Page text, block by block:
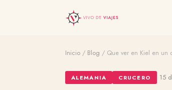
Inicio / Blog / Que ver en Kiel en un
ALEMANIA CRUCERO ·15